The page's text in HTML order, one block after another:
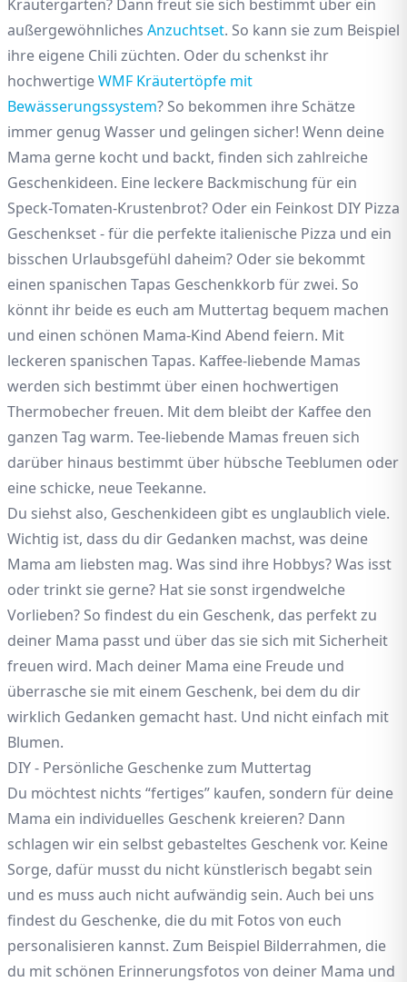
Kräutergarten? Dann freut sie sich bestimmt über ein
außergewöhnliches Anzuchtset. So kann sie zum Beispiel
ihre eigene Chili züchten. Oder du schenkst ihr
hochwertigeWMF Kräutertöpfe mit
Bewässerungssystem? So bekommen ihre Schätze
immer genug Wasser und gelingen sicher! Wenn deine
Mama gerne kocht und backt, finden sich zahlreiche
Geschenkideen. Eine leckere Backmischung für ein
Speck-Tomaten-Krustenbrot? Oder ein Feinkost DIY Pizza
Geschenkset - für die perfekte italienische Pizza und ein
bisschen Urlaubsgefühl daheim? Oder sie bekommt
einen spanischen Tapas Geschenkkorb für zwei. So
könnt ihr beide es euch am Muttertag bequem machen
und einen schönen Mama-Kind Abend feiern. Mit
leckeren spanischen Tapas. Kaffee-liebende Mamas
werden sich bestimmt über einen hochwertigen
Thermobecher freuen. Mit dem bleibt der Kaffee den
ganzen Tag warm. Tee-liebende Mamas freuen sich
darüber hinaus bestimmt über hübsche Teeblumen oder
eine schicke, neue Teekanne.
Du siehst also, Geschenkideen gibt es unglaublich viele.
Wichtig ist, dass du dir Gedanken machst, was deine
Mama am liebsten mag. Was sind ihre Hobbys? Was isst
oder trinkt sie gerne? Hat sie sonst irgendwelche
Vorlieben? So findest du ein Geschenk, das perfekt zu
deiner Mama passt und über das sie sich mit Sicherheit
freuen wird. Mach deiner Mama eine Freude und
überrasche sie mit einem Geschenk, bei dem du dir
wirklich Gedanken gemacht hast. Und nicht einfach mit
Blumen.
DIY - Persönliche Geschenke zum Muttertag
Du möchtest nichts “fertiges” kaufen, sondern für deine
Mama ein individuelles Geschenk kreieren? Dann
schlagen wir ein selbst gebasteltes Geschenk vor. Keine
Sorge, dafür musst du nicht künstlerisch begabt sein
und es muss auch nicht aufwändig sein. Auch bei uns
findest du Geschenke, die du mit Fotos von euch
personalisieren kannst. Zum Beispiel Bilderrahmen, die
du mit schönen Erinnerungsfotos von deiner Mama und